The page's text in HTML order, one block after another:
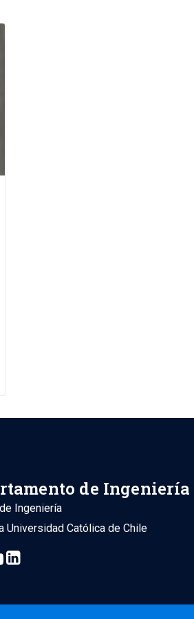
de
Ingeniería
Universidad Católica de Chile